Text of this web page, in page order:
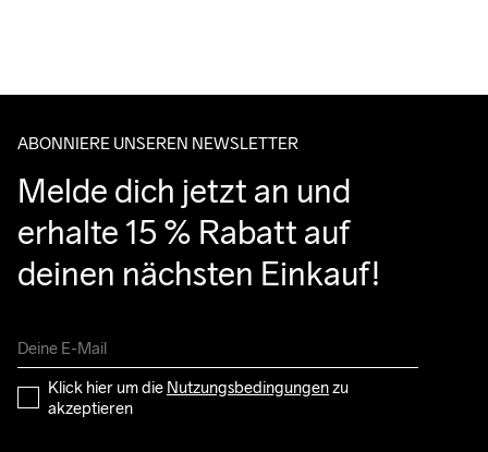
ABONNIERE UNSEREN NEWSLETTER
Melde dich jetzt an und
erhalte 15 % Rabatt auf
deinen nächsten Einkauf!
Klick hier um die Nutzungsbedingungen zu
akzeptieren